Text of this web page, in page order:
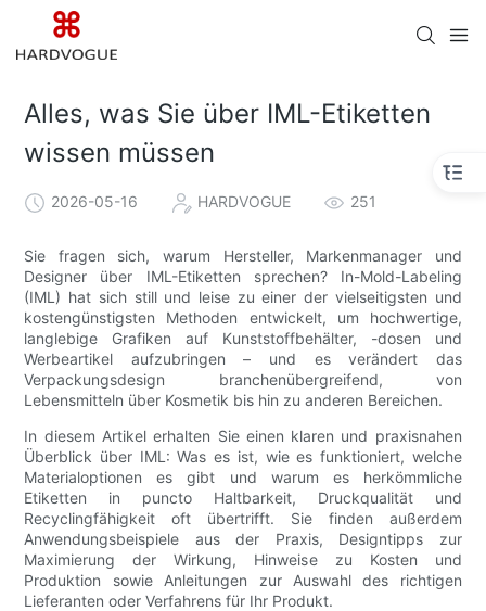
Alles, was Sie über IML-Etiketten
wissen müssen
2026-05-16 HARDVOGUE 251
Sie fragen sich, warum Hersteller, Markenmanager und
Designer über IML-Etiketten sprechen? In-Mold-Labeling
(IML) hat sich still und leise zu einer der vielseitigsten und
kostengünstigsten Methoden entwickelt, um hochwertige,
langlebige Grafiken auf Kunststoffbehälter, -dosen und
Werbeartikel aufzubringen – und es verändert das
Verpackungsdesign branchenübergreifend, von
Lebensmitteln über Kosmetik bis hin zu anderen Bereichen.
In diesem Artikel erhalten Sie einen klaren und praxisnahen
Überblick über IML: Was es ist, wie es funktioniert, welche
Materialoptionen es gibt und warum es herkömmliche
Etiketten in puncto Haltbarkeit, Druckqualität und
Recyclingfähigkeit oft übertrifft. Sie finden außerdem
Anwendungsbeispiele aus der Praxis, Designtipps zur
Maximierung der Wirkung, Hinweise zu Kosten und
Produktion sowie Anleitungen zur Auswahl des richtigen
Lieferanten oder Verfahrens für Ihr Produkt.